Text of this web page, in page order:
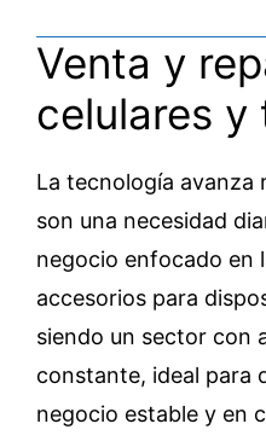
Venta y
celulares y
La tecnología avanza
son una necesidad
negocio enfocado en
accesorios para
siendo un sector con
constante, ideal para
negocio estable y en